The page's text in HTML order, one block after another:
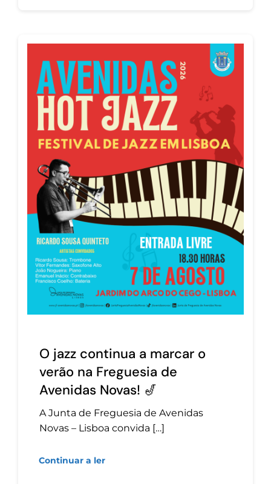
O jazz continua a marcar o
verão na Freguesia de
Avenidas Novas! 🎷
A Junta de Freguesia de Avenidas
Novas – Lisboa convida […]
Continuar a ler